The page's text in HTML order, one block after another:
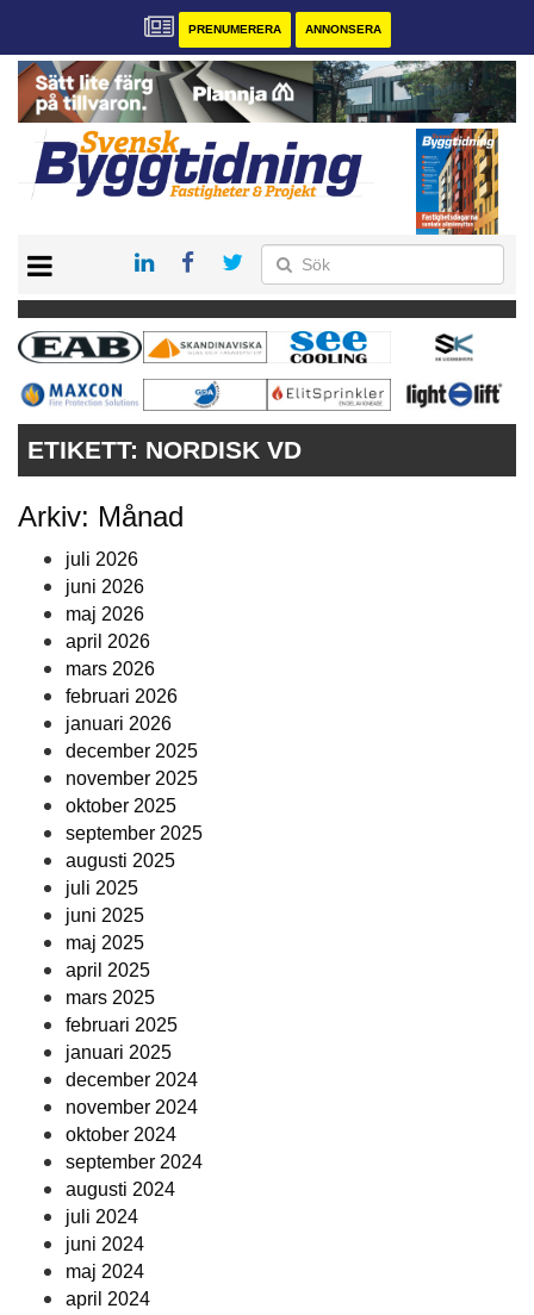
PRENUMERERA ANNONSERA
PRENUMERERA
VÅRA ANDRA MAGASIN
ANNONSERA
ETIKETT: NORDISK VD
Arkiv: Månad
juli 2026
juni 2026
maj 2026
april 2026
mars 2026
februari 2026
januari 2026
december 2025
november 2025
oktober 2025
september 2025
augusti 2025
juli 2025
juni 2025
maj 2025
april 2025
mars 2025
februari 2025
januari 2025
december 2024
november 2024
oktober 2024
september 2024
augusti 2024
juli 2024
juni 2024
maj 2024
april 2024